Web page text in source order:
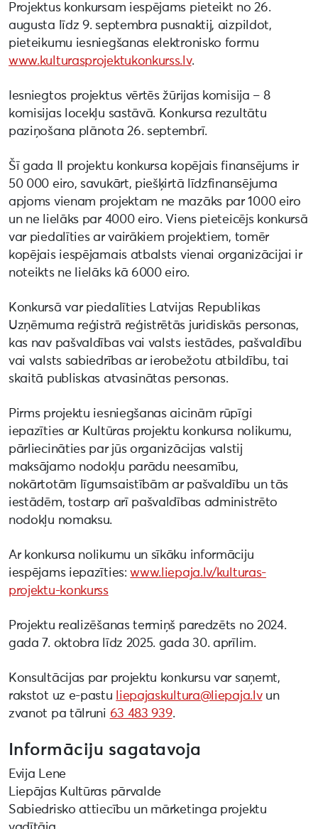
Projektus konkursam iespējams pieteikt no 26.
augusta līdz 9. septembra pusnaktij, aizpildot,
pieteikumu iesniegšanas elektronisko formu
www.kulturasprojektukonkurss.lv.
Iesniegtos projektus vērtēs žūrijas komisija – 8
komisijas locekļu sastāvā. Konkursa rezultātu
paziņošana plānota 26. septembrī.
Šī gada II projektu konkursa kopējais finansējums ir
50 000 eiro, savukārt, piešķirtā līdzfinansējuma
apjoms vienam projektam ne mazāks par 1000 eiro
un ne lielāks par 4000 eiro. Viens pieteicējs konkursā
var piedalīties ar vairākiem projektiem, tomēr
kopējais iespējamais atbalsts vienai organizācijai ir
noteikts ne lielāks kā 6000 eiro.
Konkursā var piedalīties Latvijas Republikas
Uzņēmuma reģistrā reģistrētās juridiskās personas,
kas nav pašvaldības vai valsts iestādes, pašvaldību
vai valsts sabiedrības ar ierobežotu atbildību, tai
skaitā publiskas atvasinātas personas.
Pirms projektu iesniegšanas aicinām rūpīgi
iepazīties ar Kultūras projektu konkursa nolikumu,
pārliecināties par jūs organizācijas valstij
maksājamo nodokļu parādu neesamību,
nokārtotām līgumsaistībām ar pašvaldību un tās
iestādēm, tostarp arī pašvaldības administrēto
nodokļu nomaksu.
Ar konkursa nolikumu un sīkāku informāciju
iespējams iepazīties:www.liepaja.lv/kulturas-
projektu-konkurss
Projektu realizēšanas termiņš paredzēts no 2024.
gada 7. oktobra līdz 2025. gada 30. aprīlim.
Konsultācijas par projektu konkursu var saņemt,
rakstot uz e-pastu
liepajaskultura@liepaja.lvun
zvanot pa tālruni 63 483 939.
Informāciju sagatavoja
Evija Lene
Liepājas Kultūras pārvalde
Sabiedrisko attiecību un mārketinga projektu